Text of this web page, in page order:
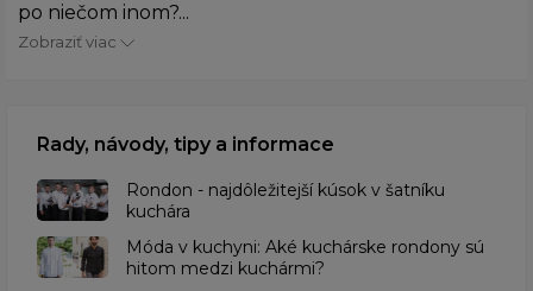
po niečom inom?...
Zobraziť viac
Rady, návody, tipy a informace
Rondon - najdôležitejší kúsok v šatníku
kuchára
​Móda v kuchyni: Aké kuchárske rondony sú
hitom medzi kuchármi?